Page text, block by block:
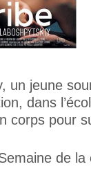
un jeune
dans
corps pour
de